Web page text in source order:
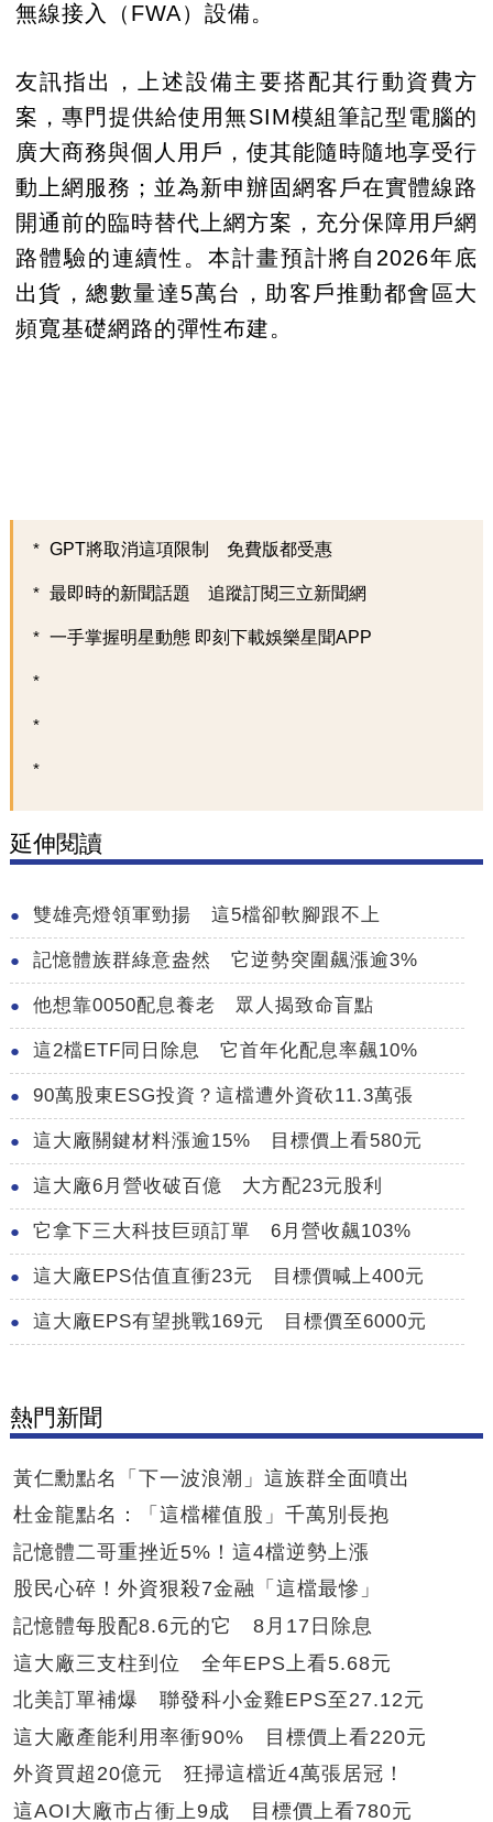
無線接入（FWA）設備。
友訊指出，上述設備主要搭配其行動資費方
案，專門提供給使用無SIM模組筆記型電腦的
廣大商務與個人用戶，使其能隨時隨地享受行
動上網服務；並為新申辦固網客戶在實體線路
開通前的臨時替代上網方案，充分保障用戶網
路體驗的連續性。本計畫預計將自2026年底
出貨，總數量達5萬台，助客戶推動都會區大
頻寬基礎網路的彈性布建。
GPT將取消這項限制 免費版都受惠
最即時的新聞話題 追蹤訂閱三立新聞網
一手掌握明星動態 即刻下載娛樂星聞APP
延伸閱讀
雙雄亮燈領軍勁揚 這5檔卻軟腳跟不上
記憶體族群綠意盎然 它逆勢突圍飆漲逾3%
他想靠0050配息養老 眾人揭致命盲點
這2檔ETF同日除息 它首年化配息率飆10%
90萬股東ESG投資？這檔遭外資砍11.3萬張
這大廠關鍵材料漲逾15% 目標價上看580元
這大廠6月營收破百億 大方配23元股利
它拿下三大科技巨頭訂單 6月營收飆103%
這大廠EPS估值直衝23元 目標價喊上400元
這大廠EPS有望挑戰169元 目標價至6000元
熱門新聞
黃仁勳點名「下一波浪潮」這族群全面噴出
杜金龍點名：「這檔權值股」千萬別長抱
記憶體二哥重挫近5%！這4檔逆勢上漲
股民心碎！外資狠殺7金融「這檔最慘」
記憶體每股配8.6元的它 8月17日除息
這大廠三支柱到位 全年EPS上看5.68元
北美訂單補爆 聯發科小金雞EPS至27.12元
這大廠產能利用率衝90% 目標價上看220元
外資買超20億元 狂掃這檔近4萬張居冠！
這AOI大廠市占衝上9成 目標價上看780元